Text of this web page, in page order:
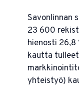
Savonlinnan
23 600
hienosti
kautta
yhteistyö)